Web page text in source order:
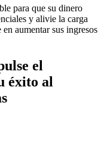
para que su dinero
y alivie la carga
aumentar sus ingresos
el
éxito al